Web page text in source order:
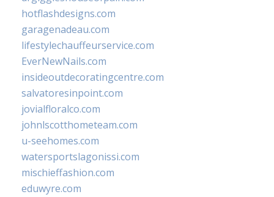
hotflashdesigns.com
garagenadeau.com
lifestylechauffeurservice.com
EverNewNails.com
insideoutdecoratingcentre.com
salvatoresinpoint.com
jovialfloralco.com
johnlscotthometeam.com
u-seehomes.com
watersportslagonissi.com
mischieffashion.com
eduwyre.com